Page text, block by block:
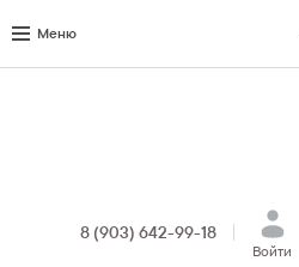
Меню
8 (903) 642-99-18
Войти